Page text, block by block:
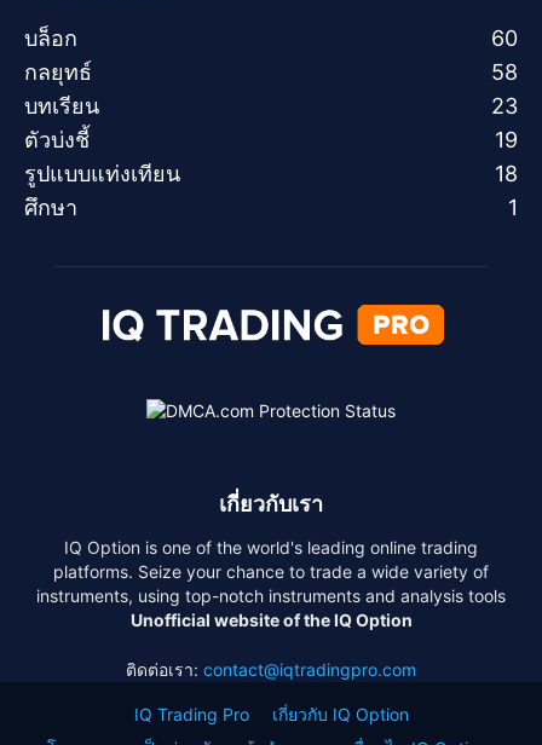
บล็อก
60
กลยุทธ์
58
บทเรียน
23
ตัวบ่งชี้
19
รูปแบบแท่งเทียน
18
ศึกษา
1
เกี่ยวกับเรา
IQ Option is one of the world's leading online trading
platforms. Seize your chance to trade a wide variety of
instruments, using top-notch instruments and analysis tools
Unofficial website of the IQ Option
ติดต่อเรา: contact@iqtradingpro.com
IQ Trading Pro
เกี่ยวกับ IQ Option